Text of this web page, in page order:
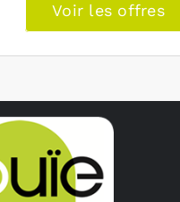
Voir les offres